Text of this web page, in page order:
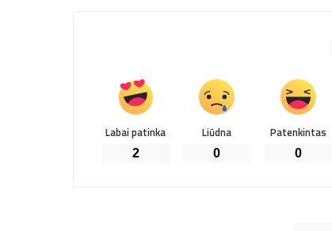
Labai patinka
2
Liūdna
0
Patenkintas
0